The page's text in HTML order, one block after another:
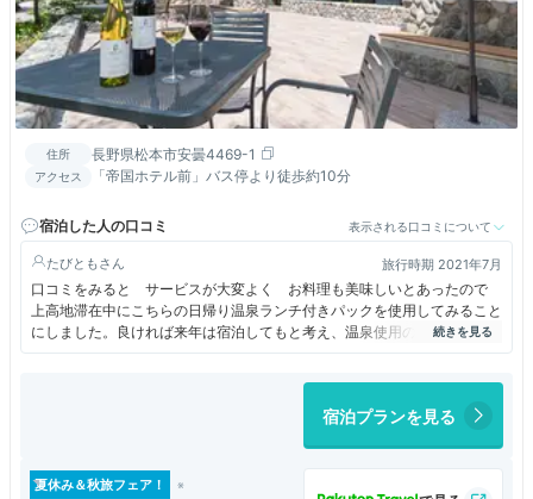
住所 長野県松本市安曇4469-1
アクセス 「帝国ホテル前」バス停より徒歩約10分
宿泊した人の口コミ 表示される口コミについて
たびとも 旅行時期 2021年7月
口コミをみると サービスが大変よく お料理も美味しいとあったので
上高地滞在中にこちらの日帰り温泉ランチ付きパックを使用してみること
にしました。良ければ来年は宿泊してもと考え、温泉使用のみなら2200
円という わりと高いめの入浴料金設定であり期待しました。
りました。カランが5つしかないのですが、入場制限されてないので 空
衣室も小さいので ロッカーが密になり 混む時は使いにくかったです。
宿泊プランを見る
夏休み＆秋旅フェア！